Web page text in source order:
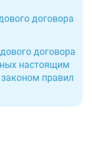
договора
договора
настоящим
правил